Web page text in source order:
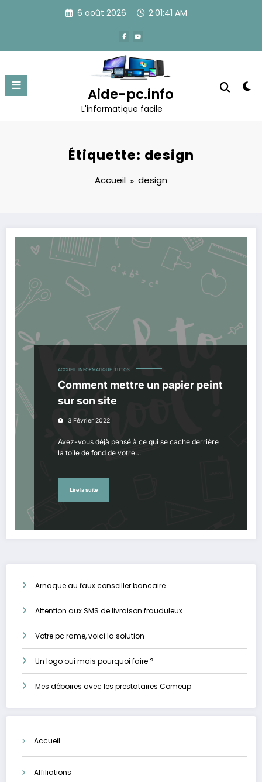
6 août 2026 2:01:41 AM
Aide-pc.info
L'informatique facile
Étiquette: design
Accueil design
ACCUEIL INFORMATIQUE TUTOS
Comment mettre un papier peint
sur son site
3 Février 2022
Avez-vous déjà pensé à ce qui se cache derrière
la toile de fond de votre…
Lire la suite
Arnaque au faux conseiller bancaire
Attention aux SMS de livraison frauduleux
Votre pc rame, voici la solution
Un logo oui mais pourquoi faire ?
Mes déboires avec les prestataires Comeup
Accueil
Affiliations